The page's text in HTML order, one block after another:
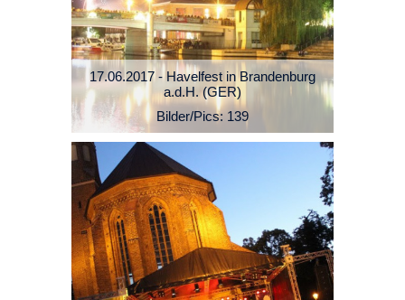
17.06.2017 - Havelfest in Brandenburg
a.d.H. (GER)
Bilder/Pics: 139